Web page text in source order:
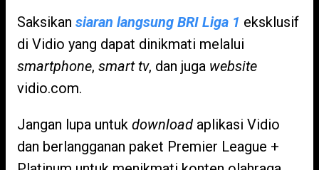
Saksikan siaran langsung BRI Liga 1 eksklusif
di Vidio yang dapat dinikmati melalui
smartphone, smart tv, dan juga website
vidio.com.
Jangan lupa untuk download aplikasi Vidio
dan berlangganan paket Premier League +